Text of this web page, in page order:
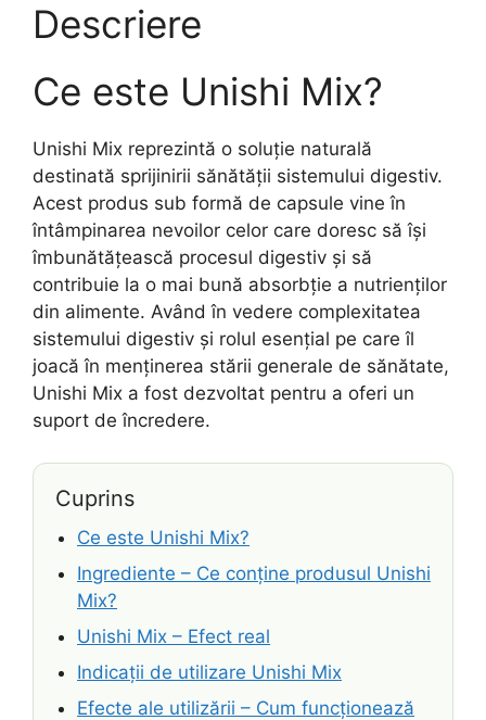
Descriere
Ce este Unishi Mix?
Unishi Mix reprezintă o soluție naturală
destinată sprijinirii sănătății sistemului digestiv.
Acest produs sub formă de capsule vine în
întâmpinarea nevoilor celor care doresc să își
îmbunătățească procesul digestiv și să
contribuie la o mai bună absorbție a nutrienților
din alimente. Având în vedere complexitatea
sistemului digestiv și rolul esențial pe care îl
joacă în menținerea stării generale de sănătate,
Unishi Mix a fost dezvoltat pentru a oferi un
suport de încredere.
Cuprins
Ce este Unishi Mix?
Ingrediente – Ce conține produsul Unishi
Mix?
Unishi Mix – Efect real
Indicații de utilizare Unishi Mix
Efecte ale utilizării – Cum funcționează